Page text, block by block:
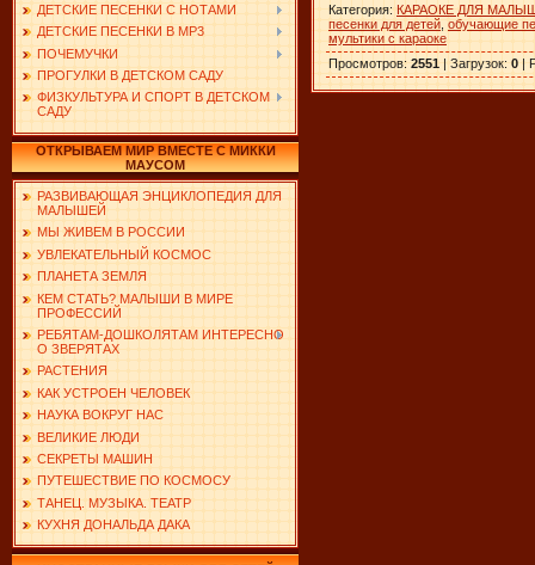
ДЕТСКИЕ ПЕСЕНКИ С НОТАМИ
ДЕТСКИЕ ПЕСЕНКИ В MP3
ПОЧЕМУЧКИ
ПРОГУЛКИ В ДЕТСКОМ САДУ
ФИЗКУЛЬТУРА И СПОРТ В ДЕТСКОМ
САДУ
ОТКРЫВАЕМ МИР ВМЕСТЕ С МИККИ
МАУСОМ
РАЗВИВАЮЩАЯ ЭНЦИКЛОПЕДИЯ ДЛЯ
МАЛЫШЕЙ
МЫ ЖИВЕМ В РОССИИ
УВЛЕКАТЕЛЬНЫЙ КОСМОС
ПЛАНЕТА ЗЕМЛЯ
КЕМ СТАТЬ? МАЛЫШИ В МИРЕ
ПРОФЕССИЙ
РЕБЯТАМ-ДОШКОЛЯТАМ ИНТЕРЕСНО
О ЗВЕРЯТАХ
РАСТЕНИЯ
КАК УСТРОЕН ЧЕЛОВЕК
НАУКА ВОКРУГ НАС
ВЕЛИКИЕ ЛЮДИ
СЕКРЕТЫ МАШИН
ПУТЕШЕСТВИЕ ПО КОСМОСУ
ТАНЕЦ. МУЗЫКА. ТЕАТР
КУХНЯ ДОНАЛЬДА ДАКА
Категория: КАРАОКЕ ДЛЯ
песенки для детей обучающие
мультики с караоке
Просмотров: 2551 | Загрузок: 0 |